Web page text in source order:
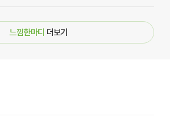
느낌한마디 더보기